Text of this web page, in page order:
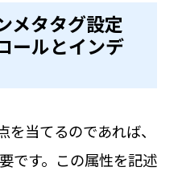
メタタグ設定
ールとインデ
当てるのであれば、
です。この属性を記述